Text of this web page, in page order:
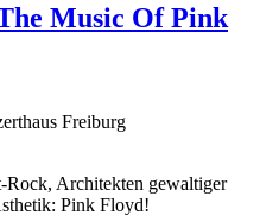
Music Of Pink
Freiburg
Rock, Architekten gewaltiger
Pink Floyd!